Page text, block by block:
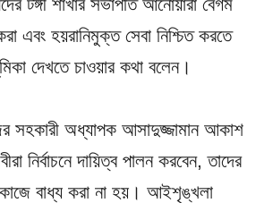
এবং হয়রানিমুক্ত সেবা নিশ্চিত করতে
দেখতে চাওয়ার কথা বলেন।
সহকারী অধ্যাপক আসাদুজ্জামান আকাশ
নির্বাচনে দায়িত্ব পালন করবেন, তাদের
বাধ্য করা না হয়। আইশৃঙ্খলা